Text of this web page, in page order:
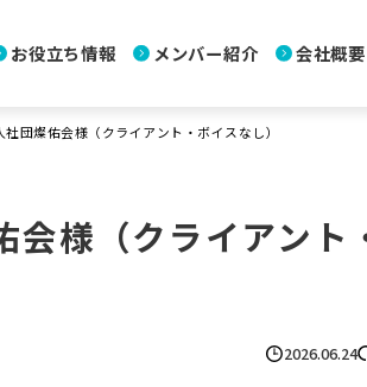
お役立ち情報 メンバー紹介 会社概要
社団燦佑会様（クライアント・ボイスなし）
会様（クライアント
2026.06.24